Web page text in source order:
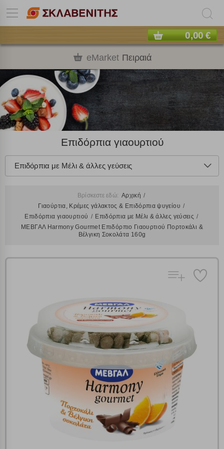
0,00 €
eMarket Πειραιά
Επιδόρπια γιαουρτιού
Επιδόρπια με Μέλι & άλλες γεύσεις
Βρίσκεστε εδώ: Αρχική
Γιαούρτια, Κρέμες γάλακτος & Επιδόρπια ψυγείου
Επιδόρπια γιαουρτιού
Επιδόρπια με Μέλι & άλλες γεύσεις
ΜΕΒΓΑΛ Harmony Gourmet Επιδόρπιο Γιαουρτιού Πορτοκάλι &
Βέλγικη Σοκολάτα 160g